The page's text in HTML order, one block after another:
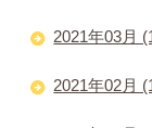
2021年03月
2021年02月